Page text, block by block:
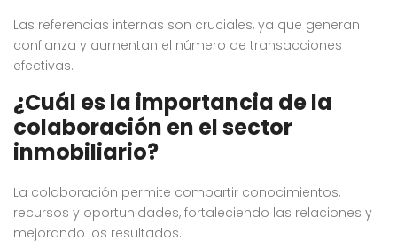
Las referencias internas son cruciales, ya que generan
confianza y aumentan el número de transacciones
efectivas.
¿Cuál es la importancia de la
colaboración en el sector
inmobiliario?
La colaboración permite compartir conocimientos,
recursos y oportunidades, fortaleciendo las relaciones y
mejorando los resultados.